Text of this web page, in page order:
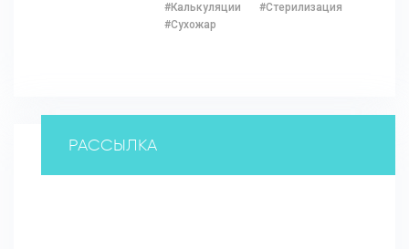
#Калькуляции
#Стерилизация
#Сухожар
РАССЫЛКА